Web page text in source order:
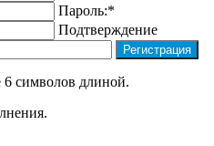
Пароль:*
Подтверждение
символов длиной.